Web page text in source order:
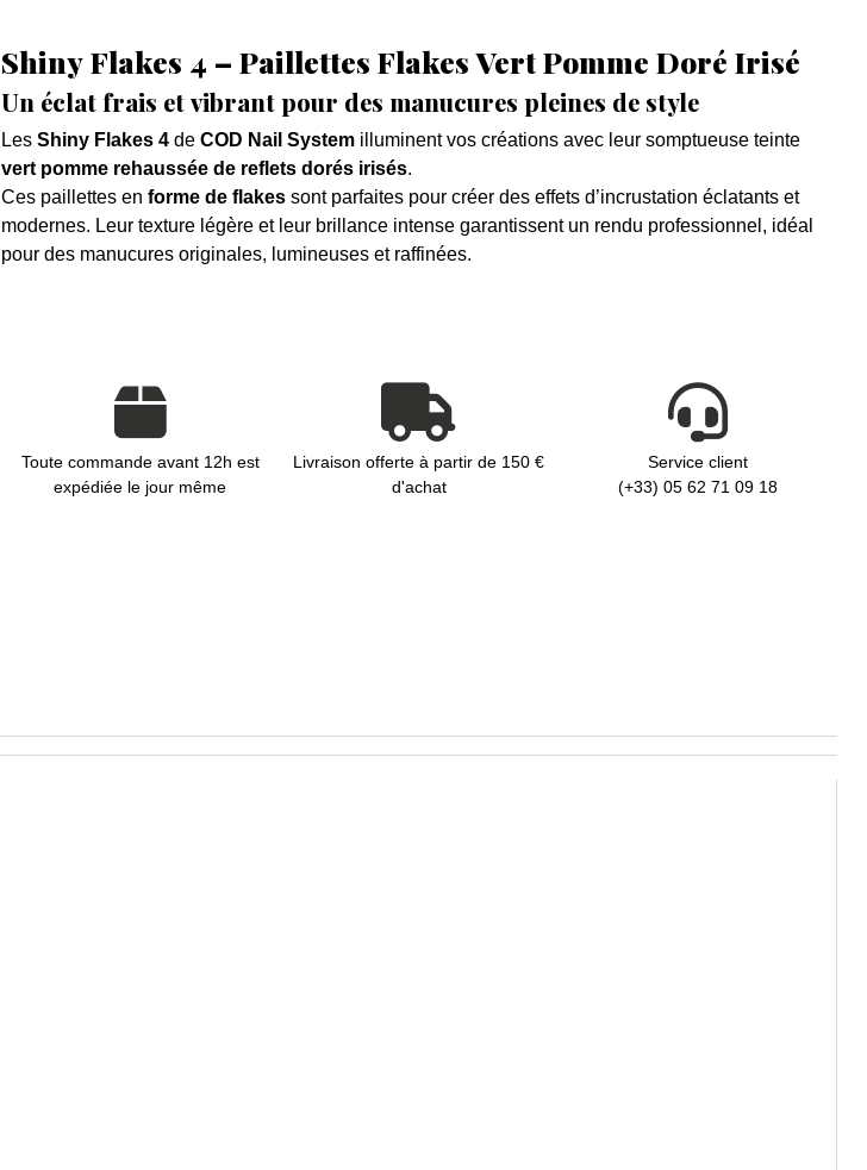
Shiny Flakes 4 – Paillettes Flakes Vert Pomme Doré Irisé
Un éclat frais et vibrant pour des manucures pleines de style
Les Shiny Flakes 4de COD Nail Systemilluminent vos créations avec leur somptueuse teinte
vert pomme rehaussée de reflets dorés irisés.
Ces paillettes en forme de flakessont parfaites pour créer des effets d’incrustation éclatants et
modernes. Leur texture légère et leur brillance intense garantissent un rendu professionnel, idéal
pour des manucures originales, lumineuses et raffinées.
Toute commande avant 12h est
expédiée le jour même
Livraison offerte à partir de 150 €
d'achat
Service client
(+33) 05 62 71 09 18